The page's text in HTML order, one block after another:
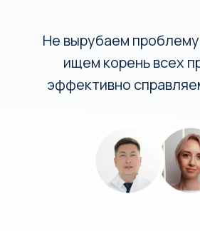
Не вырубаем
ищем корень всех
эффективно